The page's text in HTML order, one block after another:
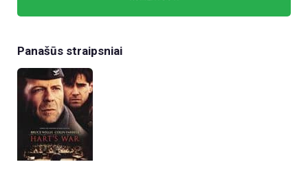
Panašūs straipsniai